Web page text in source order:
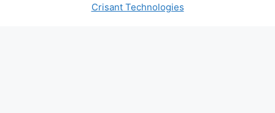
Crisant Technologies